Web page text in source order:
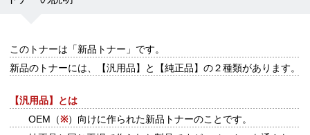
このトナーは 「新品トナー」 です。
新品のトナーには、【汎用品】と【純正品】の２種類があります。
【汎用品】とは
OEM（※）向けに作られた新品トナーのことです。